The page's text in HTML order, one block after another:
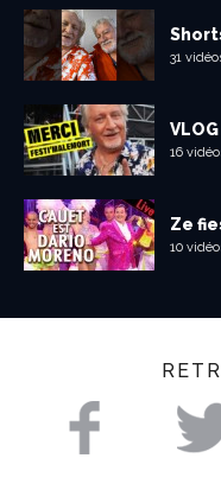
31
VLOG
16
Ze
10